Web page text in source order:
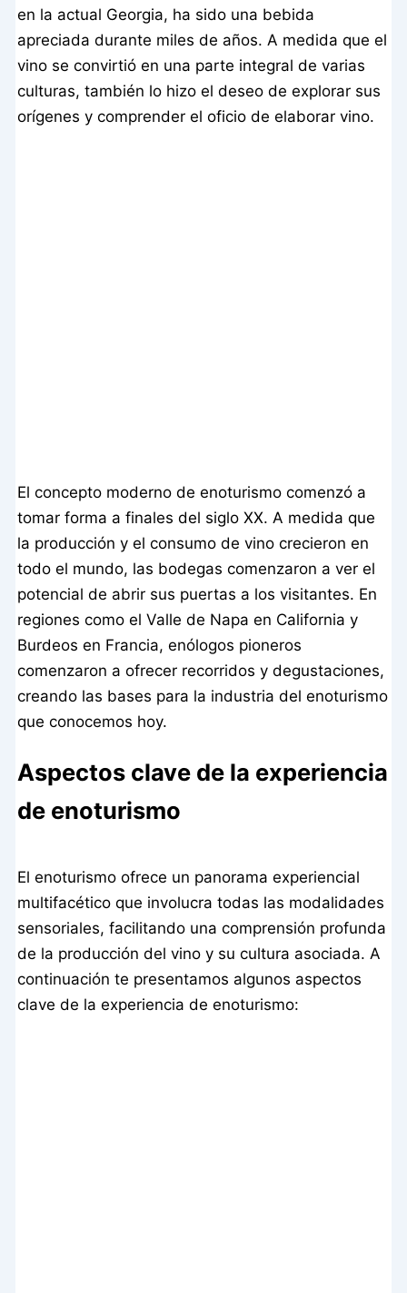
en la actual Georgia, ha sido una bebida
apreciada durante miles de años. A medida que el
vino se convirtió en una parte integral de varias
culturas, también lo hizo el deseo de explorar sus
orígenes y comprender el oficio de elaborar vino.
El concepto moderno de enoturismo comenzó a
tomar forma a finales del siglo XX. A medida que
la producción y el consumo de vino crecieron en
todo el mundo, las bodegas comenzaron a ver el
potencial de abrir sus puertas a los visitantes. En
regiones como el Valle de Napa en California y
Burdeos en Francia, enólogos pioneros
comenzaron a ofrecer recorridos y degustaciones,
creando las bases para la industria del enoturismo
que conocemos hoy.
Aspectos clave de la experiencia
de enoturismo
El enoturismo ofrece un panorama experiencial
multifacético que involucra todas las modalidades
sensoriales, facilitando una comprensión profunda
de la producción del vino y su cultura asociada. A
continuación te presentamos algunos aspectos
clave de la experiencia de enoturismo: